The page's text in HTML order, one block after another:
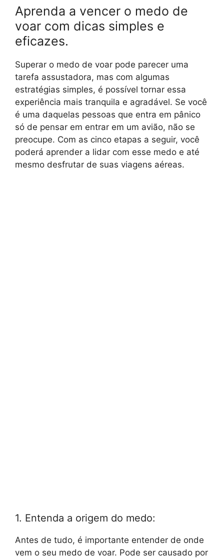
Aprenda a vencer o medo de
voar com dicas simples e
eficazes.
Superar o medo de voar pode parecer uma
tarefa assustadora, mas com algumas
estratégias simples, é possível tornar essa
experiência mais tranquila e agradável. Se você
é uma daquelas pessoas que entra em pânico
só de pensar em entrar em um avião, não se
preocupe. Com as cinco etapas a seguir, você
poderá aprender a lidar com esse medo e até
mesmo desfrutar de suas viagens aéreas.
1. Entenda a origem do medo:
Antes de tudo, é importante entender de onde
vem o seu medo de voar. Pode ser causado por